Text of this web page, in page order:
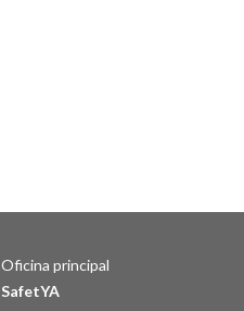
Oficina principal
SafetYA